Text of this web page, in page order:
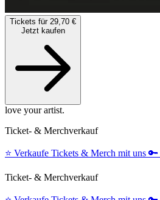
Tickets für 29,70 €
Jetzt kaufen
love your artist.
Ticket- & Merchverkauf
⭐️ Verkaufe Tickets & Merch mit uns 🔑
Ticket- & Merchverkauf